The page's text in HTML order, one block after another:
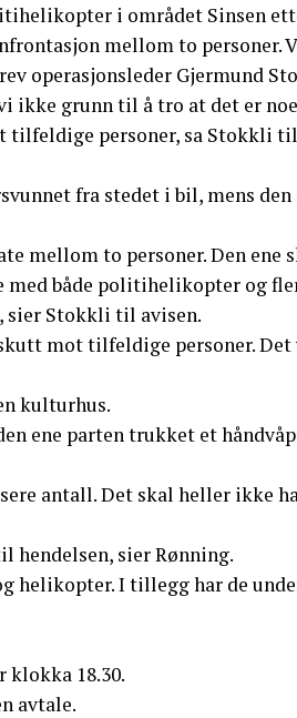
i området Sinsen
mellom to personer.
operasjonsleder Gjermund
ikke grunn til å tro at det er
tilfeldige personer, sa Stokkli til
fra stedet i bil, mens den
mellom to personer. Den ene
med både politihelikopter og
sier Stokkli til avisen.
mot tilfeldige personer.
kulturhus.
ene parten trukket et
antall. Det skal heller ikke
hendelsen, sier Rønning.
helikopter. I tillegg har de
18.30.
avtale.